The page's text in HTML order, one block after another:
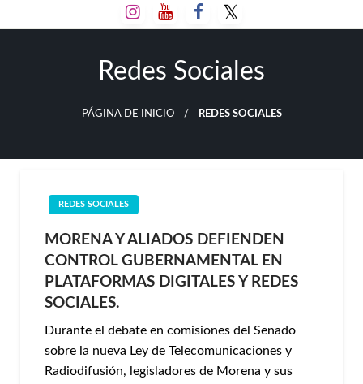
al
Redes Sociales
PÁGINA DE INICIO REDES SOCIALES
REDES SOCIALES
MORENA Y ALIADOS DEFIENDEN
CONTROL GUBERNAMENTAL EN
PLATAFORMAS DIGITALES Y REDES
SOCIALES.
Durante el debate en comisiones del Senado
sobre la nueva Ley de Telecomunicaciones y
Radiodifusión, legisladores de Morena y sus